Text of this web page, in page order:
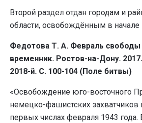
Второй раздел отдан городам и
области, освобождённым в начале
Федотова Т. А. Февраль
временник. Ростов-на-Дону.
2018-й. С. 100-104 (Поле битвы)
«Освобождение юго-восточного
немецко-фашистских захватчиков
первых числах февраля 1943 года.